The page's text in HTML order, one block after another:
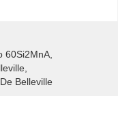
60Si2MnA
Belleville